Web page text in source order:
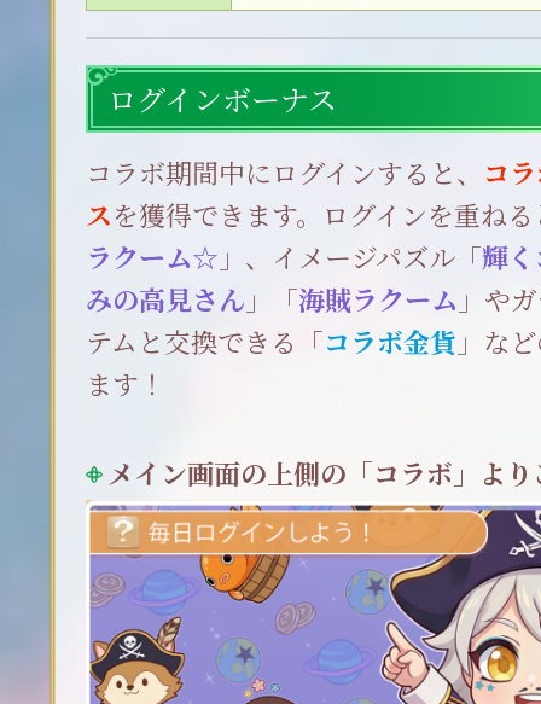
ログインボーナス
コラボ期間中にログインすると、 コ
スを獲得できます。ログインを重ね
ラクーム☆ 」、イメージパズル「輝
みの高見さん 」「海賊ラクーム 」や
テムと交換できる「コラボ金貨 」な
ます！
メイン画面の上側の「コラボ」よ